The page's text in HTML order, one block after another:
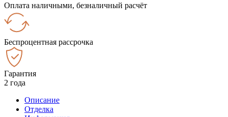
Оплата наличными, безналичный расчёт
Беспроцентная рассрочка
Гарантия
2 года
Описание
Отделка